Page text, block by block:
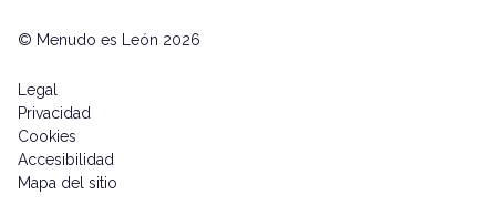
© Menudo es León 2026
Legal
Privacidad
Cookies
Accesibilidad
Mapa del sitio